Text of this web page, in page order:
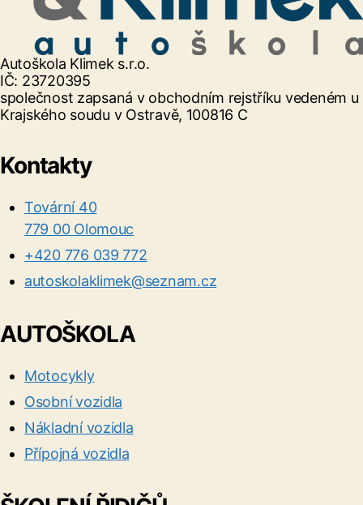
Autoškola Klimek s.r.o.
IČ: 23720395
společnost zapsaná v obchodním rejstříku vedeném u
Krajského soudu v Ostravě, 100816 C
Kontakty
Tovární 40
779 00 Olomouc
+420 776 039 772
autoskolaklimek@seznam.cz
AUTOŠKOLA
Motocykly
Osobní vozidla
Nákladní vozidla
Přípojná vozidla